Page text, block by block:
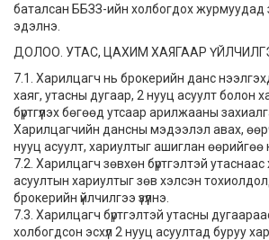
баталсан ББЗЗ-ийн холбогдох журмуудад
эдэлнэ.
ДОЛОО. УТАС, ЦАХИМ ХАЯГААР
7.1. Харилцагч нь брокерийн данс
хаяг, утасны дугаар, 2 нууц асуулт болон
бүртгүүлэх бөгөөд утсаар арилжааны
Харилцагчийн дансны мэдээлэл авах,
нууц асуулт, хариултыг ашиглан өөрийгөө
7.2. Харилцагч зөвхөн бүртгэлтэй
асуултын хариултыг зөв хэлсэн
брокерийн үйлчилгээ үзүүлнэ.
7.3. Харилцагч бүртгэлтэй утасны
холбогдсон эсхүл 2 нууц асуултад буруу